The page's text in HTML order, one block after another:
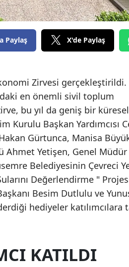
Paylaş X'de Paylaş
Zirvesi
en önemli sivil toplum
bu yıl da geniş bir
Kurulu Başkan Yardımcısı
Gürtunca, Manisa
Yetişen, Genel Müdür
Belediyesinin Çevreci
Değerlendirme "
Besim Dutlulu ve
hediyeler
KATILDI